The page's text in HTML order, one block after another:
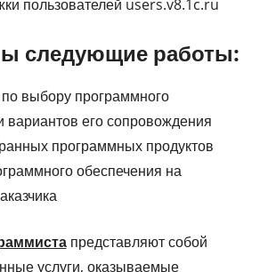
пользователей users.v8.1c.ru
следующие работы:
по выбору программного
вариантов его сопровождения
программных продуктов
обеспечения на
представляют собой
услуги, оказываемые